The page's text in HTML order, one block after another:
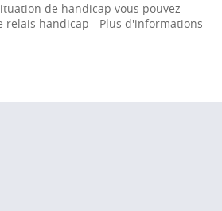
de handicap vous pouvez
relais handicap - Plus d'informations